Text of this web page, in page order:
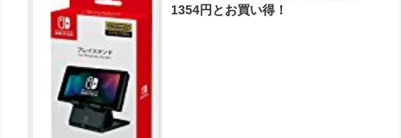
1354円とお買い得！